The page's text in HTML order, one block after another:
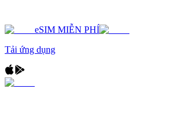
eSIM MIỄN PHÍ
Tải ứng dụng